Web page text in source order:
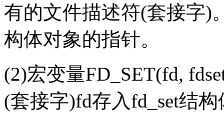
有的文件描述符(套接字)
构体对象的指针。
(2)宏变量FD_SET(fd,
(套接字)fd存入fd_set结